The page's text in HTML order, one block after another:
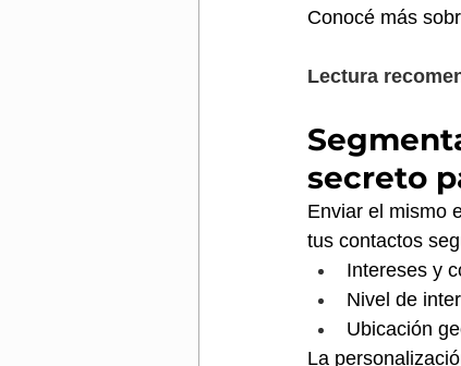
Conocé más
Lectura
secreto
Enviar el mismo
tus contactos
Intereses y
Nivel de
Ubicación
La